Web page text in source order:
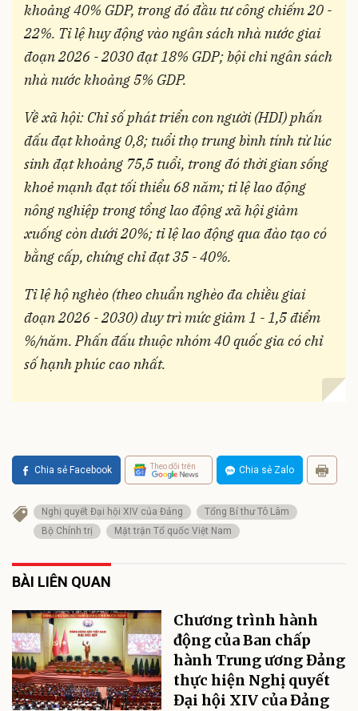
khoảng 40% GDP, trong đó đầu tư công chiếm 20 -
22%. Tỉ lệ huy động vào ngân sách nhà nước giai
đoạn 2026 - 2030 đạt 18% GDP; bội chi ngân sách
nhà nước khoảng 5% GDP.
Về xã hội: Chỉ số phát triển con người (HDI) phấn
đấu đạt khoảng 0,8; tuổi thọ trung bình tính từ lúc
sinh đạt khoảng 75,5 tuổi, trong đó thời gian sống
khoẻ mạnh đạt tối thiểu 68 năm; tỉ lệ lao động
nông nghiệp trong tổng lao động xã hội giảm
xuống còn dưới 20%; tỉ lệ lao động qua đào tạo có
bằng cấp, chứng chỉ đạt 35 - 40%.
Tỉ lệ hộ nghèo (theo chuẩn nghèo đa chiều giai
đoạn 2026 - 2030) duy trì mức giảm 1 - 1,5 điểm
%/năm. Phấn đấu thuộc nhóm 40 quốc gia có chỉ
số hạnh phúc cao nhất.
Chia sẻ Facebook Theo dõi trên Chia sẻ Zalo
Nghị quyết Đại hội XIV của Đảng
Tổng Bí thư Tô Lâm
Bộ Chính trị
Mặt trận Tổ quốc Việt Nam
BÀI LIÊN QUAN
Chương trình hành
động của Ban chấp
hành Trung ương Đảng
thực hiện Nghị quyết
Đại hội XIV của Đảng